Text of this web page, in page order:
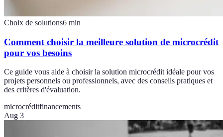
Choix de solutions6 min
Comment choisir la meilleure solution de microcrédit
pour vos besoins
Ce guide vous aide à choisir la solution microcrédit idéale pour vos
projets personnels ou professionnels, avec des conseils pratiques et
des critères d'évaluation.
microcréditfinancements
Aug 3